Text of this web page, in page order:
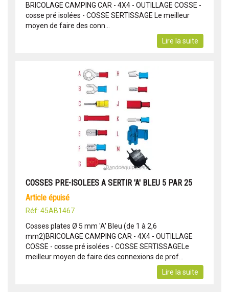
BRICOLAGE CAMPING CAR - 4X4 - OUTILLAGE COSSE -
cosse pré isolées - COSSE SERTISSAGE Le meilleur
moyen de faire des conn...
Lire la suite
COSSES PRE-ISOLEES A SERTIR 'A' BLEU 5 PAR 25
article épuisé
Réf: 45AB1467
Cosses plates Ø 5 mm 'A' Bleu (de 1 à 2,6
mm2)BRICOLAGE CAMPING CAR - 4X4 - OUTILLAGE
COSSE - cosse pré isolées - COSSE SERTISSAGELe
meilleur moyen de faire des connexions de prof...
Lire la suite